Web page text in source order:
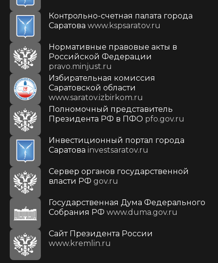
Контрольно-счетная палата города
Саратова www.kspsaratov.ru
Нормативные правовые акты в
Российской Федерации
pravo.minjust.ru
Избирательная комиссия
Саратовской области
www.saratov.izbirkom.ru
Полномочный представитель
Президента РФ в ПФО pfo.gov.ru
Инвестиционный портал города
Саратова investsaratov.ru
Сервер органов государственной
власти РФ gov.ru
Государственная Дума Федерального
Собрания РФ www.duma.gov.ru
Cайт Президента России
www.kremlin.ru